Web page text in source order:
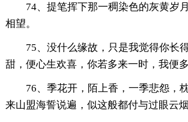
74、提笔挥下那一稠染色的灰黄岁
相望。
75、没什么缘故，只是我觉得你长
甜，便心生欢喜，你若多来一时，我便多
76、季花开，陌上香，一季悲怨，
来山盟海誓说遍，似这般都付与过眼云烟